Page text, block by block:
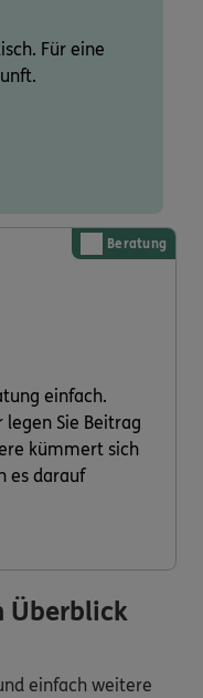
Für eine
Beratung
einfach.
Sie Beitrag
kümmert sich
es darauf
Überblick
einfach weitere